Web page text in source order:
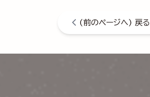
(前のページへ) 戻る